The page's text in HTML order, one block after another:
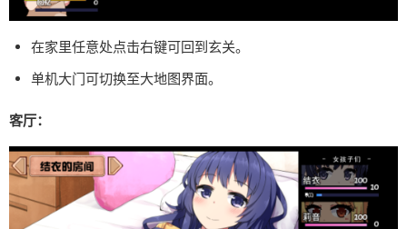
在家里任意处点击右键可回到玄关。
单机大门可切换至大地图界面。
客厅：